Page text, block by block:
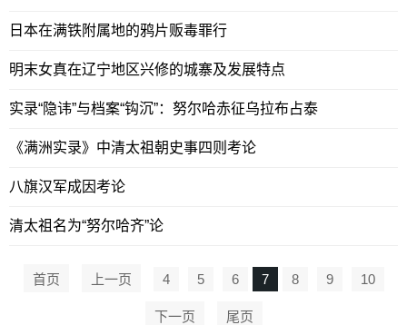
日本在满铁附属地的鸦片贩毒罪行
明末女真在辽宁地区兴修的城寨及发展特点
实录“隐讳”与档案“钩沉”：努尔哈赤征乌拉布占泰
《满洲实录》中清太祖朝史事四则考论
八旗汉军成因考论
清太祖名为“努尔哈齐”论
首页 上一页 4 5 6 7 8 9 10
下一页 尾页